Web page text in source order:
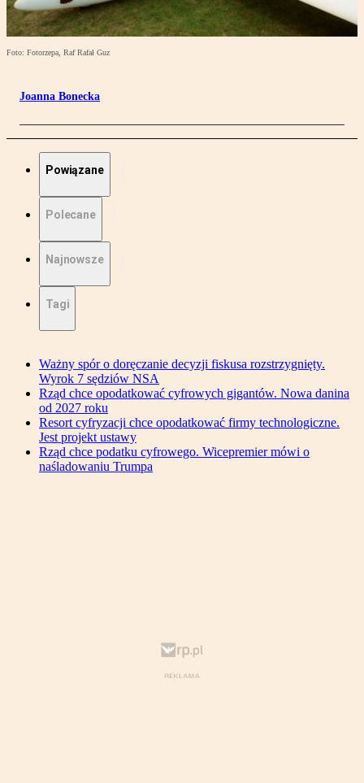
Foto: Fotorzepa, Raf Rafał Guz
Joanna Bonecka
Powiązane
Polecane
Najnowsze
Tagi
Ważny spór o doręczanie decyzji fiskusa rozstrzygnięty.
Wyrok 7 sędziów NSA
Rząd chce opodatkować cyfrowych gigantów. Nowa danina
od 2027 roku
Resort cyfryzacji chce opodatkować firmy technologiczne.
Jest projekt ustawy
Rząd chce podatku cyfrowego. Wicepremier mówi o
naśladowaniu Trumpa